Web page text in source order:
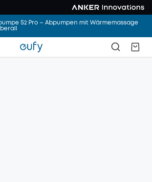
S2 Pro – Abpumpen mit Wärmemassage